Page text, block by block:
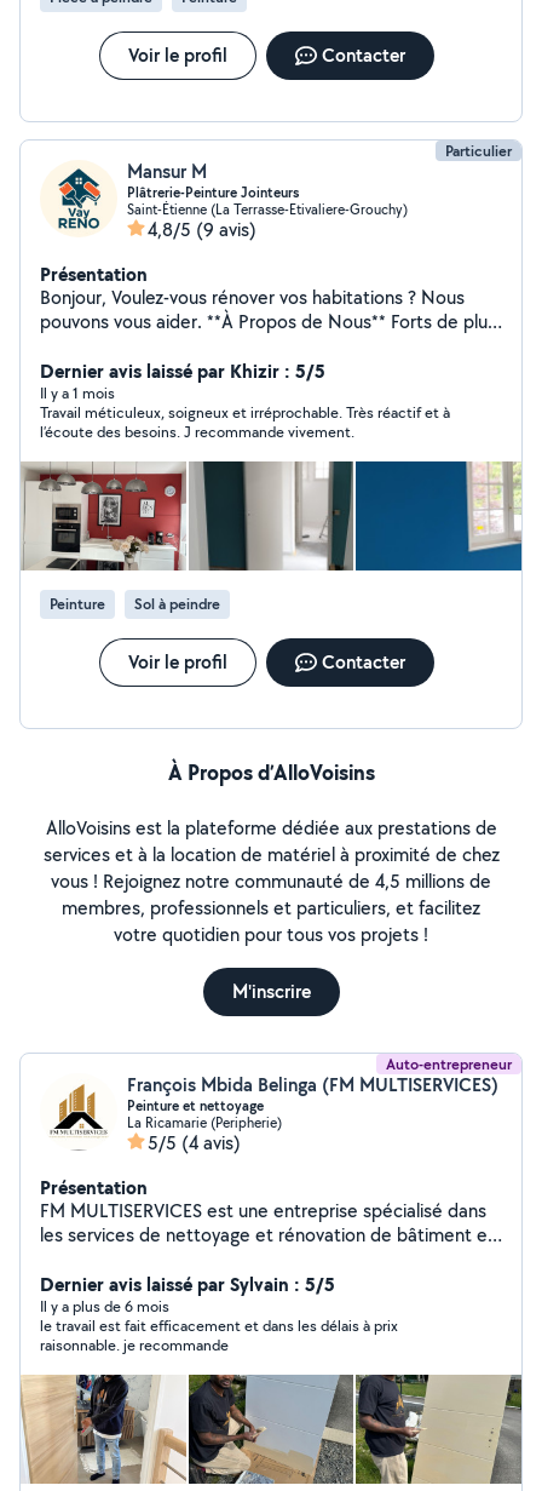
Voir le profil Contacter
Particulier
Mansur M
Plâtrerie-Peinture Jointeurs
Saint-Étienne (La Terrasse-Etivaliere-Grouchy)
4,8/5 (9 avis)
Présentation
Bonjour, Voulez-vous rénover vos habitations ? Nous
pouvons vous aider. **À Propos de Nous** Forts de plus
la plâtrerie et la peinture, offrant des services de haute
qualité pour transformer vos espaces. **Nos Services**
Nous proposons des services divers tels que la
peinture, la plâtrerie, le carrelage, la tapisserie, le
ratissage etc. Si vous avez d'autres demandes
particulières, nous pouvons vous diriger vers des
prestataires qualifiés. **Notre Engagement** Nous nous
engageons à fournir un travail méticuleux, à respecter
les délais et à surpasser vos attentes en matière de
qualité. **Contactez-nous** Confiez-nous votre projet
de plâtrerie et peinture pour une transformation
exceptionnelle de vos espaces de vie et de travail.
Dernier avis laissé par Khizir : 5/5
Il y a 1 mois
Travail méticuleux, soigneux et irréprochable. Très réactif et à
l’écoute des besoins. J recommande vivement.
Peinture Sol à peindre
Voir le profil Contacter
À Propos d’AlloVoisins
AlloVoisins est la plateforme dédiée aux prestations de
services et à la location de matériel à proximité de chez
vous ! Rejoignez notre communauté de 4,5 millions de
membres, professionnels et particuliers, et facilitez
votre quotidien pour tous vos projets !
M'inscrire
Auto-entrepreneur
François Mbida Belinga (FM MULTISERVICES)
Peinture et nettoyage
La Ricamarie (Peripherie)
5/5 (4 avis)
Présentation
FM MULTISERVICES est une entreprise spécialisé dans
les services de nettoyage et rénovation de bâtiment et
Nous proposons des solutions personnalisées et
adaptées aux besoins de chaque client. Alliant efficacité
réactivité et respect de l'environnement Nos services
incluent : Nettoyage industriel .Usines .entrepôt et sites
de production - Entretien de bureaux et espace
commerciaux : Nettoyage quotidien désinfection et
rénovation - Nettoyage résidentiel : Appartements .
Maison.et résidences privés - Nettoyage après travaux
où sinistre : remise en état rapide et professionnelle -
Dernier avis laissé par Sylvain : 5/5
Il y a plus de 6 mois
le travail est fait efficacement et dans les délais à prix
raisonnable. je recommande